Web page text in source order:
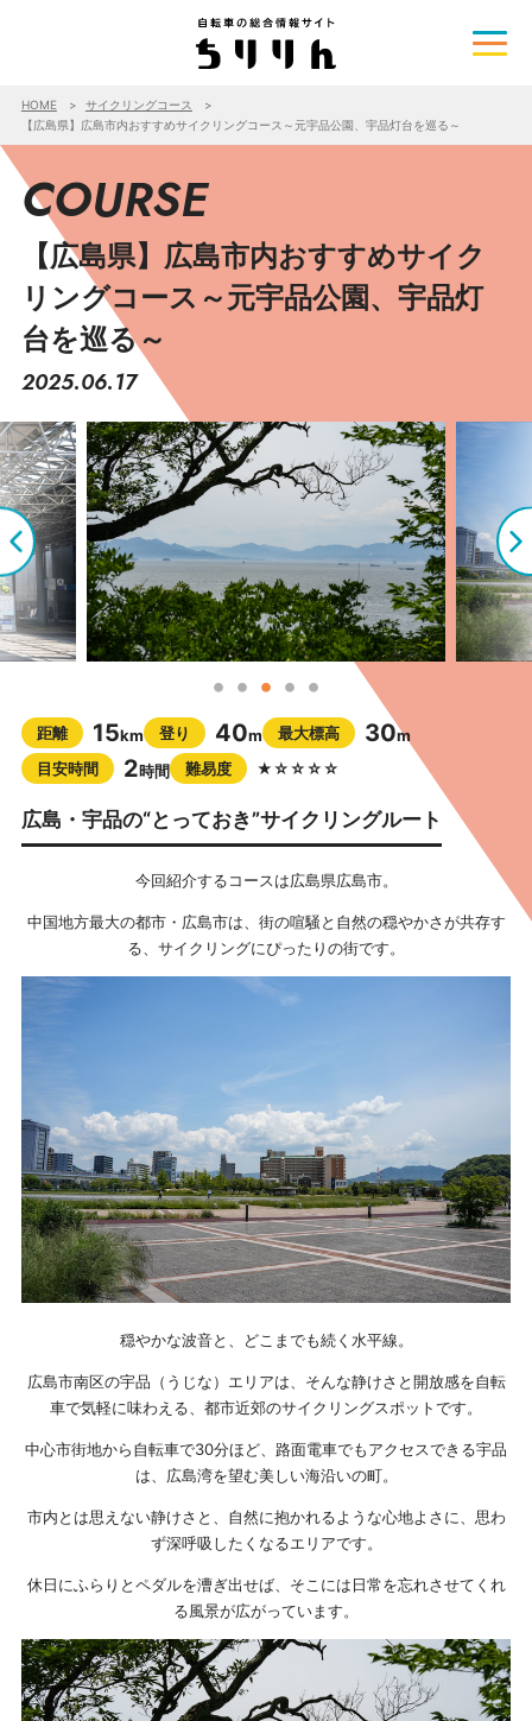
HOME
サイクリングコース
【広島県】広島市内おすすめサイクリングコース～元宇品公園、宇品灯台を巡る～
COURSE
【広島県】広島市内おすすめサイク
リングコース～元宇品公園、宇品灯
台を巡る～
2025.06.17
距離 15km 登り 40m 最大標高 30m
目安時間
2時間 難易度 ★☆☆☆☆
広島・宇品の“とっておき”サイクリングルート
今回紹介するコースは広島県広島市。
中国地方最大の都市・広島市は、街の喧騒と自然の穏やかさが共存す
る、サイクリングにぴったりの街です。
穏やかな波音と、どこまでも続く水平線。
広島市南区の宇品（うじな）エリアは、そんな静けさと開放感を自転
車で気軽に味わえる、都市近郊のサイクリングスポットです。
中心市街地から自転車で30分ほど、路面電車でもアクセスできる宇品
は、広島湾を望む美しい海沿いの町。
市内とは思えない静けさと、自然に抱かれるような心地よさに、思わ
ず深呼吸したくなるエリアです。
休日にふらりとペダルを漕ぎ出せば、そこには日常を忘れさせてくれ
る風景が広がっています。